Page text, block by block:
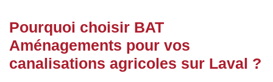
Pourquoi choisir BAT
Aménagements pour vos
canalisations agricoles sur Laval ?